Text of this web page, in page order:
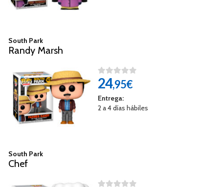
South Park
Randy Marsh
24,95€
Entrega:
2 a 4 días hábiles
South Park
Chef